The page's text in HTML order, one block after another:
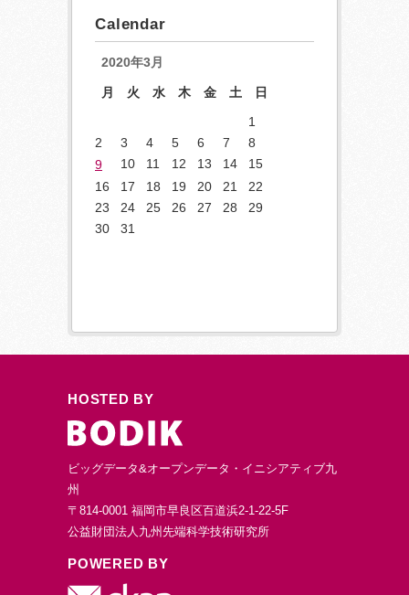
c
h
Calendar
2020年3月
月 火 水 木 金 土
日
1
2
3 4 5 6 7
8
9
10 11 12 13 14
15
16
17 18 19 20 21
22
23
24 25 26 27 28
29
30
31
HOSTED BY
ビッグデータ&オープンデータ・イニシアティブ九
州
〒814-0001 福岡市早良区百道浜2-1-22-5F
公益財団法人九州先端科学技術研究所
POWERED BY